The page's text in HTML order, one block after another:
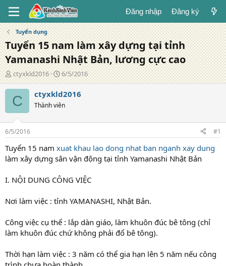
Đăng nhập Đăng ký
Tuyển dụng
Tuyển 15 nam làm xây dựng tại tỉnh
Yamanashi Nhật Bản, lương cực cao
T
á
c
g
ả
ctyxkld2016
N
g
à
đ
g
6/5/2016
C ctyxkld2016
Thành viên
6/5/2016 #1
Tuyển 15 nam xuat khau lao dong nhat ban nganh xay dung
làm xây dựng sân vận động tại tỉnh Yamanashi Nhật Bản
I. NỘI DUNG CÔNG VIỆC
Nơi làm việc : tỉnh YAMANASHI, Nhật Bản.
Công việc cụ thể : lắp dàn giáo, làm khuôn đúc bê tông (chỉ
làm khuôn đúc chứ không phải đổ bê tông).
Thời hạn làm việc : 3 năm có thể gia hạn lên 5 năm nếu công